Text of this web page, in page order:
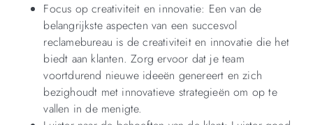
Focus op creativiteit en innovatie: Een van de
belangrijkste aspecten van een succesvol
reclamebureau is de creativiteit en innovatie die het
biedt aan klanten. Zorg ervoor dat je team
voortdurend nieuwe ideeën genereert en zich
bezighoudt met innovatieve strategieën om op te
vallen in de menigte.